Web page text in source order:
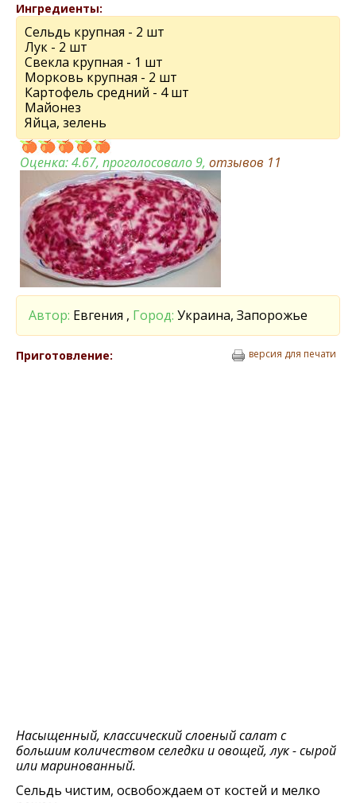
Ингредиенты:
Сельдь крупная - 2 шт
Лук - 2 шт
Свекла крупная - 1 шт
Морковь крупная - 2 шт
Картофель средний - 4 шт
Майонез
Яйца, зелень
Оценка:4.67, проголосовало 9, отзывов 11
Автор: Евгения , Город: Украина, Запорожье
Приготовление: версия для печати
Насыщенный, классический слоеный салат с
большим количеством селедки и овощей, лук - сырой
или маринованный.
Сельдь чистим, освобождаем от костей и мелко